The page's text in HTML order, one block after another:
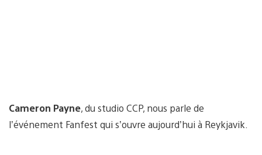
Cameron Payne, du studio CCP, nous parle de
l’événement Fanfest qui s’ouvre aujourd’hui à Reykjavik.